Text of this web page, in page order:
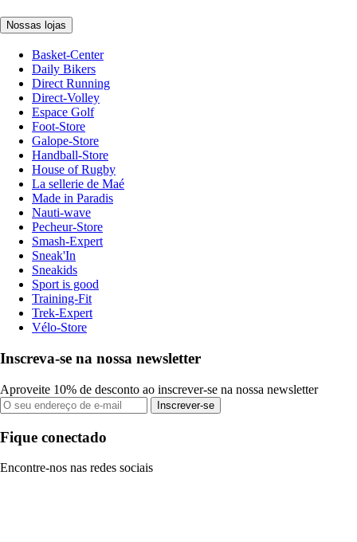
Nossas lojas
Basket-Center
Daily Bikers
Direct Running
Direct-Volley
Espace Golf
Foot-Store
Galope-Store
Handball-Store
House of Rugby
La sellerie de Maé
Made in Paradis
Nauti-wave
Pecheur-Store
Smash-Expert
Sneak'In
Sneakids
Sport is good
Training-Fit
Trek-Expert
Vélo-Store
Inscreva-se na nossa newsletter
Aproveite 10% de desconto ao inscrever-se na nossa newsletter
Inscrever-se
Fique conectado
Encontre-nos nas redes sociais